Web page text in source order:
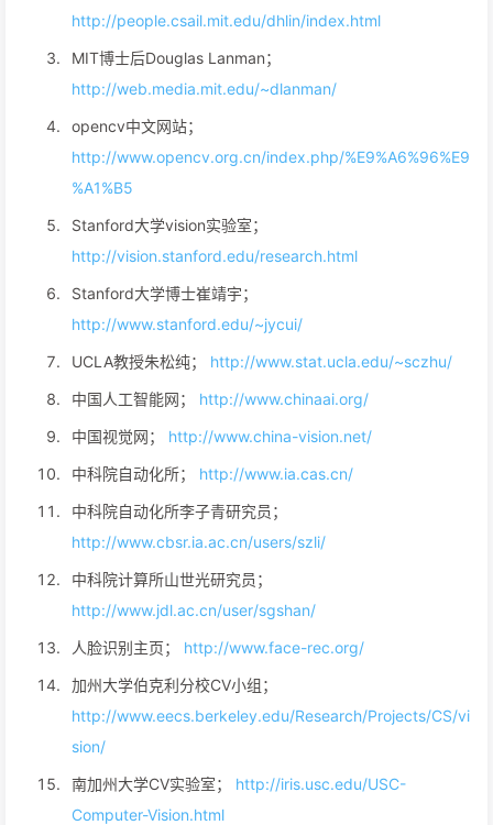
http://people.csail.mit.edu/dhlin/index.html
MIT博士后Douglas Lanman；
http://web.media.mit.edu/~dlanman/
opencv中文网站；
http://www.opencv.org.cn/index.php/%E9%A6%96%E9
%A1%B5
Stanford大学vision实验室；
http://vision.stanford.edu/research.html
Stanford大学博士崔靖宇；
http://www.stanford.edu/~jycui/
UCLA教授朱松纯； http://www.stat.ucla.edu/~sczhu/
中国人工智能网； http://www.chinaai.org/
中国视觉网； http://www.china-vision.net/
中科院自动化所； http://www.ia.cas.cn/
中科院自动化所李子青研究员；
http://www.cbsr.ia.ac.cn/users/szli/
中科院计算所山世光研究员；
http://www.jdl.ac.cn/user/sgshan/
人脸识别主页； http://www.face-rec.org/
加州大学伯克利分校CV小组；
http://www.eecs.berkeley.edu/Research/Projects/CS/vi
sion/
南加州大学CV实验室； http://iris.usc.edu/USC-
Computer-Vision.html